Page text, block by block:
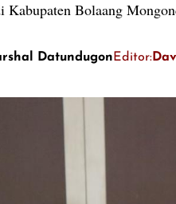
Kabupaten Bolaang
Datundugon Editor: